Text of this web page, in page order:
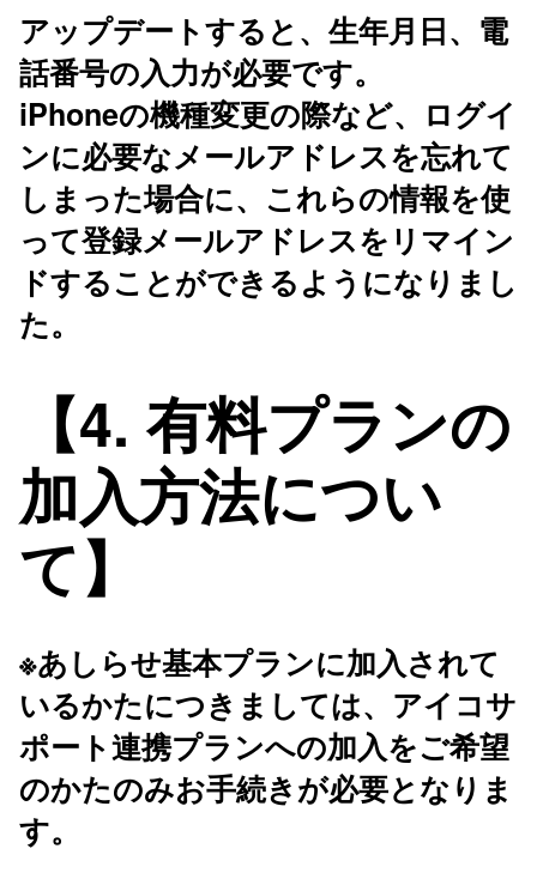
アップデートすると、生年月日、電
話番号の入力が必要です。
iPhoneの機種変更の際など、ログイ
ンに必要なメールアドレスを忘れて
しまった場合に、これらの情報を使
って登録メールアドレスをリマイン
ドすることができるようになりまし
た。
【4. 有料プランの
加入方法につい
て】
※あしらせ基本プランに加入されて
いるかたにつきましては、アイコサ
ポート連携プランへの加入をご希望
のかたのみお手続きが必要となりま
す。